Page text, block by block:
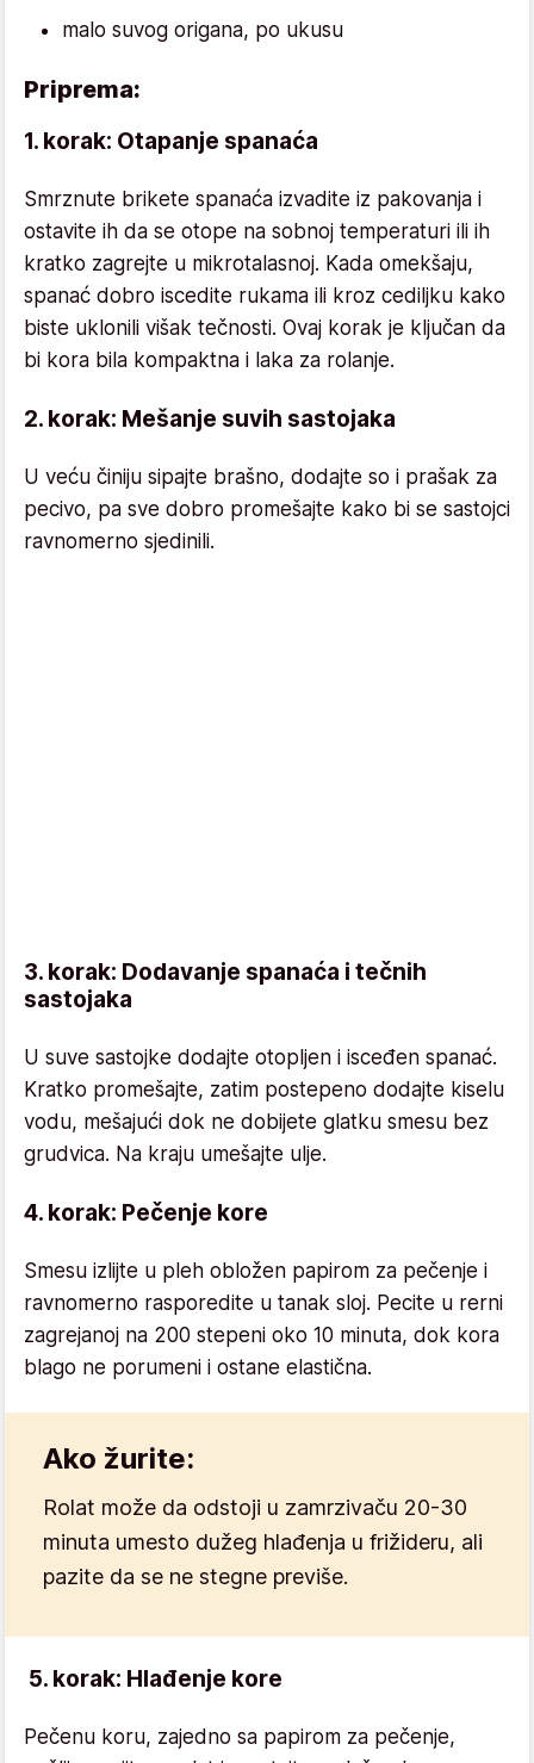
malo suvog origana, po ukusu
Priprema:
1. korak: Otapanje spanaća
Smrznute brikete spanaća izvadite iz pakovanja i
ostavite ih da se otope na sobnoj temperaturi ili ih
kratko zagrejte u mikrotalasnoj. Kada omekšaju,
spanać dobro iscedite rukama ili kroz cediljku kako
biste uklonili višak tečnosti. Ovaj korak je ključan da
bi kora bila kompaktna i laka za rolanje.
2. korak: Mešanje suvih sastojaka
U veću činiju sipajte brašno, dodajte so i prašak za
pecivo, pa sve dobro promešajte kako bi se sastojci
ravnomerno sjedinili.
3. korak: Dodavanje spanaća i tečnih
sastojaka
U suve sastojke dodajte otopljen i isceđen spanać.
Kratko promešajte, zatim postepeno dodajte kiselu
vodu, mešajući dok ne dobijete glatku smesu bez
grudvica. Na kraju umešajte ulje.
4. korak: Pečenje kore
Smesu izlijte u pleh obložen papirom za pečenje i
ravnomerno rasporedite u tanak sloj. Pecite u rerni
zagrejanoj na 200 stepeni oko 10 minuta, dok kora
blago ne porumeni i ostane elastična.
Ako žurite:
Rolat može da odstoji u zamrzivaču 20-30
minuta umesto dužeg hlađenja u frižideru, ali
pazite da se ne stegne previše.
5. korak: Hlađenje kore
Pečenu koru, zajedno sa papirom za pečenje,